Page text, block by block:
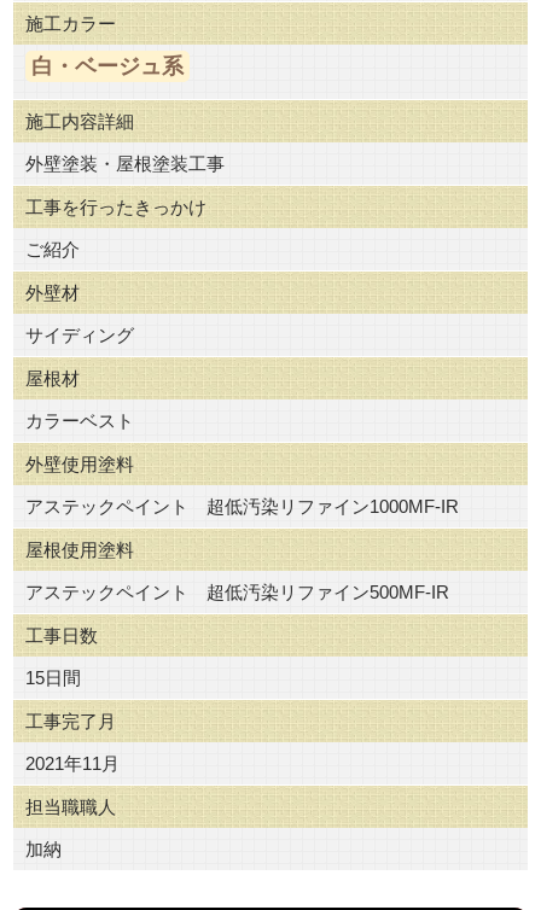
施工カラー
白・ベージュ系
施工内容詳細
外壁塗装・屋根塗装工事
工事を行ったきっかけ
ご紹介
外壁材
サイディング
屋根材
カラーベスト
外壁使用塗料
アステックペイント 超低汚染リファイン1000MF-IR
屋根使用塗料
アステックペイント 超低汚染リファイン500MF-IR
工事日数
15日間
工事完了月
2021年11月
担当職職人
加納